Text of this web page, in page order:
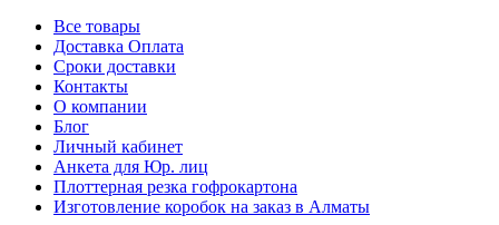
Все товары
Доставка Оплата
Сроки доставки
Контакты
О компании
Блог
Личный кабинет
Анкета для Юр. лиц
Плоттерная резка гофрокартона
Изготовление коробок на заказ в Алматы